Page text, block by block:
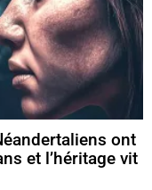
ont
et l’héritage vit